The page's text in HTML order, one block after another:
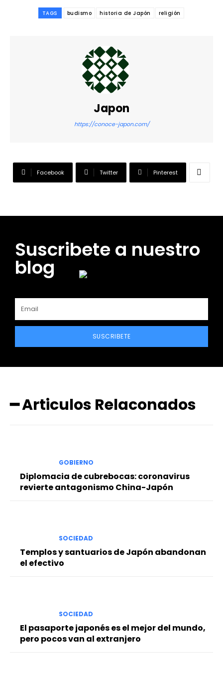
TAGS budismo historia de Japón religión
Japon
https://conoce-japon.com/
Facebook Twitter Pinterest
Suscribete a nuestro
blog
SUSCRIBETE
━ Articulos Relaconados
GOBIERNO
Diplomacia de cubrebocas: coronavirus
revierte antagonismo China-Japón
SOCIEDAD
Templos y santuarios de Japón abandonan
el efectivo
SOCIEDAD
El pasaporte japonés es el mejor del mundo,
pero pocos van al extranjero